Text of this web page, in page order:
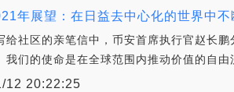
年展望：在日益去中心化的世界中不
给社区的亲笔信中，币安首席执行官赵长
我们的使命是在全球范围内推动价值的自
12 20:22:25